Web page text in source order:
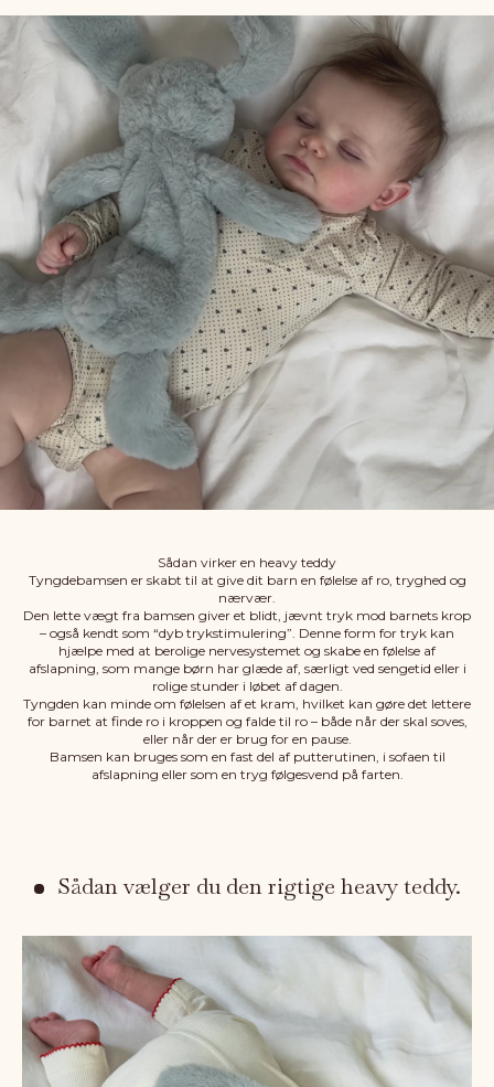
Sådan virker en heavy teddy
Tyngdebamsen er skabt til at give dit barn en følelse af ro, tryghed og
nærvær.
Den lette vægt fra bamsen giver et blidt, jævnt tryk mod barnets krop
– også kendt som “dyb trykstimulering”. Denne form for tryk kan
hjælpe med at berolige nervesystemet og skabe en følelse af
afslapning, som mange børn har glæde af, særligt ved sengetid eller i
rolige stunder i løbet af dagen.
Tyngden kan minde om følelsen af et kram, hvilket kan gøre det lettere
for barnet at finde ro i kroppen og falde til ro – både når der skal soves,
eller når der er brug for en pause.
Bamsen kan bruges som en fast del af putterutinen, i sofaen til
afslapning eller som en tryg følgesvend på farten.
Sådan vælger du den rigtige heavy teddy.